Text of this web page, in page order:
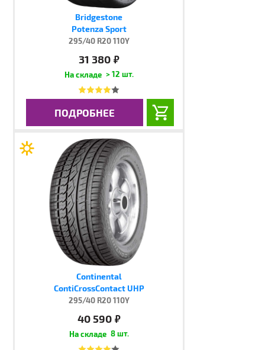
Bridgestone
Potenza Sport
295/40 R20 110Y
31 380 руб.
> 12 шт.
ПОДРОБНЕЕ
Continental
ContiCrossContact UHP
295/40 R20 110Y
40 590 руб.
8 шт.